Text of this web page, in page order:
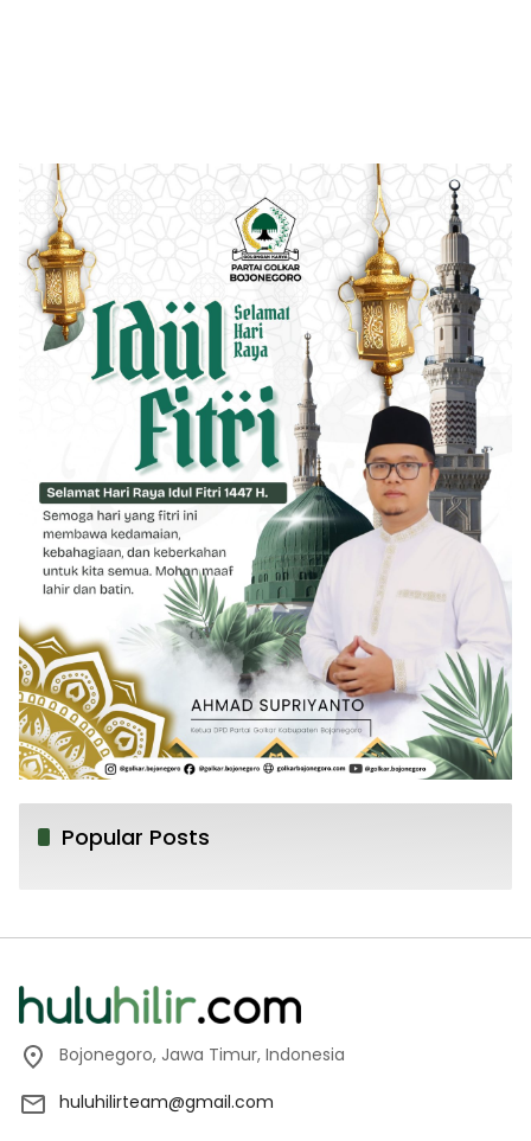
Popular Posts
Bojonegoro, Jawa Timur, Indonesia
huluhilirteam@gmail.com